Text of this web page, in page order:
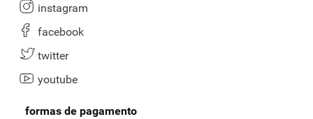
instagram
facebook
twitter
youtube
formas de pagamento